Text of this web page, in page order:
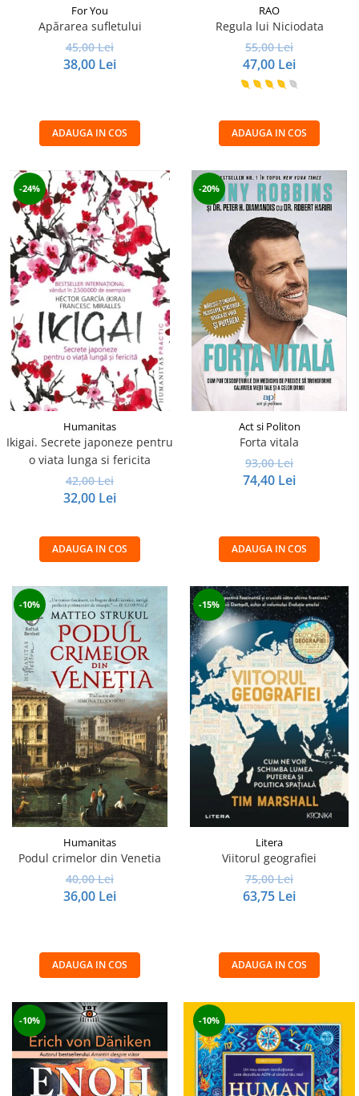
For You
Apărarea sufletului
45,00 Lei
38,00 Lei
ADAUGA IN COS
RAO
Regula lui Niciodata
55,00 Lei
47,00 Lei
ADAUGA IN COS
-24%
Humanitas
Ikigai. Secrete japoneze pentru
o viata lunga si fericita
42,00 Lei
32,00 Lei
ADAUGA IN COS
-20%
Act si Politon
Forta vitala
93,00 Lei
74,40 Lei
ADAUGA IN COS
-10%
Humanitas
Podul crimelor din Venetia
40,00 Lei
36,00 Lei
ADAUGA IN COS
-15%
Litera
Viitorul geografiei
75,00 Lei
63,75 Lei
ADAUGA IN COS
-10% -10%